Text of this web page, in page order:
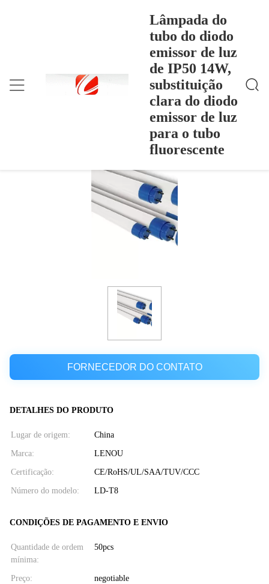
Lâmpada do
tubo do diodo
emissor de luz
de IP50 14W,
substituição
clara do diodo
emissor de luz
para o tubo
fluorescente
Lâmpada Do Tubo Do Diodo Emissor De Luz De IP
Lâmpada do tubo do diodo emissor de
luz de IP50 14W, substituição clara do
diodo emissor de luz para o tubo
FORNECEDOR DO CONTATO
DETALHES DO PRODUTO
Lugar de origem: China
Marca: LENOU
Certificação: CE/RoHS/UL/SAA/TUV/CCC
Número do modelo: LD-T8
CONDIÇÕES DE PAGAMENTO E ENVIO
Quantidade de ordem
mínima:
50pcs
Preço: negotiable